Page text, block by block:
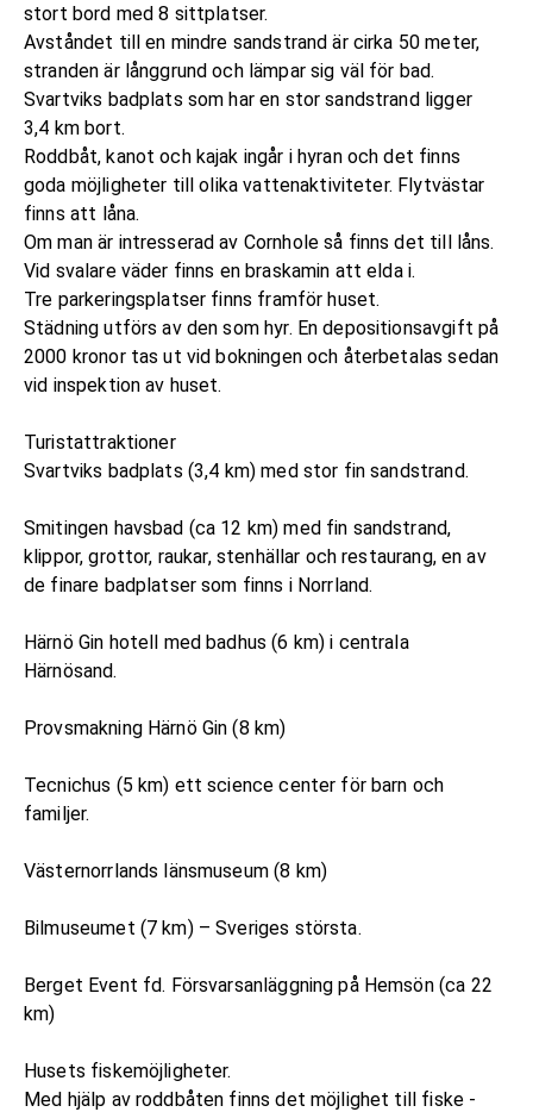
stort bord med 8 sittplatser.
Avståndet till en mindre sandstrand är cirka 50 meter,
stranden är långgrund och lämpar sig väl för bad.
Svartviks badplats som har en stor sandstrand ligger
3,4 km bort.
Roddbåt, kanot och kajak ingår i hyran och det finns
goda möjligheter till olika vattenaktiviteter. Flytvästar
finns att låna.
Om man är intresserad av Cornhole så finns det till låns.
Vid svalare väder finns en braskamin att elda i.
Tre parkeringsplatser finns framför huset.
Städning utförs av den som hyr. En depositionsavgift på
2000 kronor tas ut vid bokningen och återbetalas sedan
vid inspektion av huset.
Turistattraktioner
Svartviks badplats (3,4 km) med stor fin sandstrand.
Smitingen havsbad (ca 12 km) med fin sandstrand,
klippor, grottor, raukar, stenhällar och restaurang, en av
de finare badplatser som finns i Norrland.
Härnö Gin hotell med badhus (6 km) i centrala
Härnösand.
Provsmakning Härnö Gin (8 km)
Tecnichus (5 km) ett science center för barn och
familjer.
Västernorrlands länsmuseum (8 km)
Bilmuseumet (7 km) – Sveriges största.
Berget Event fd. Försvarsanläggning på Hemsön (ca 22
km)
Husets fiskemöjligheter.
Med hjälp av roddbåten finns det möjlighet till fiske -